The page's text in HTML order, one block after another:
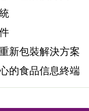
新包裝解決方案
的食品信息終端